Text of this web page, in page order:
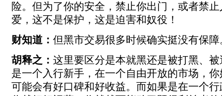
险。但为了你的安全，禁止你出门，或者禁
爱，这不是保护，这是迫害和奴役！
财知道： 但黑市交易很多时候确实挺没有保障
胡释之： 这里要区分是本就黑还是被打黑、
是一个入行新手，在一个自由开放的市场，
可能会有好口碑和好收益。而如果是在一个